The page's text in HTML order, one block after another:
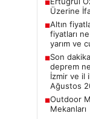
■
Üzerine
■Altın
fiyatları
yarım ve
■Son
deprem
İzmir ve il
Ağustos
■Outdoor
Mekanları